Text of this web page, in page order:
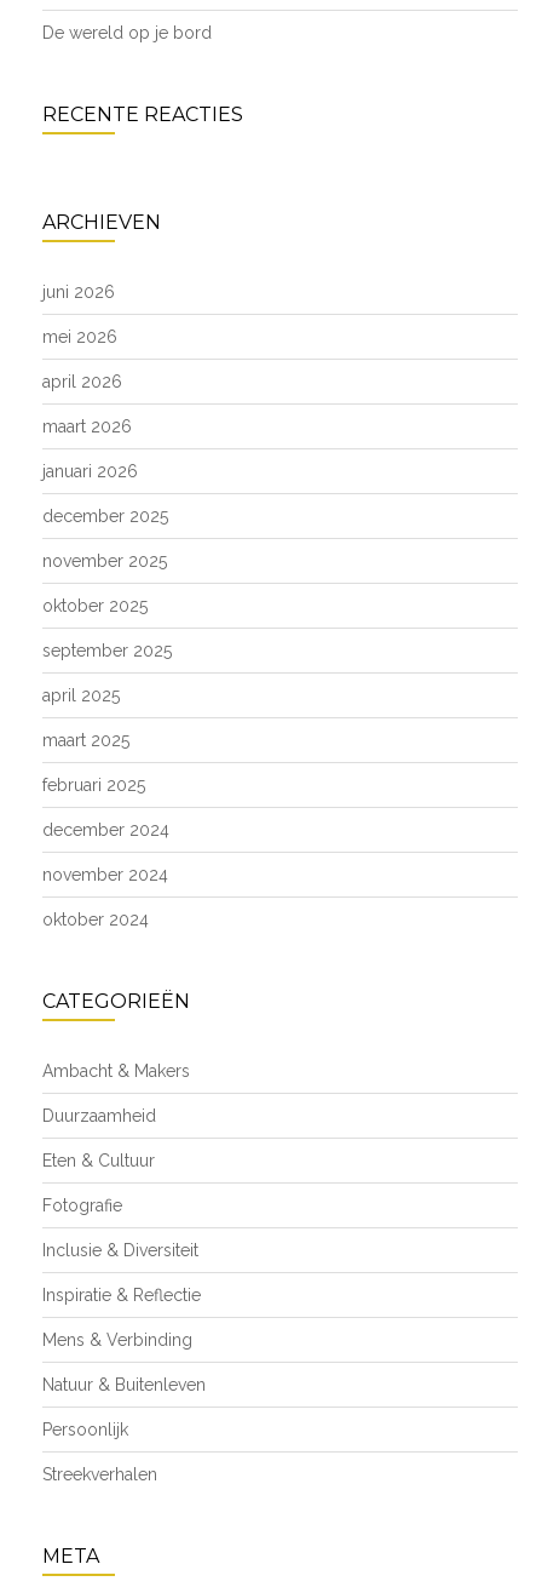
De wereld op je bord
RECENTE REACTIES
ARCHIEVEN
juni 2026
mei 2026
april 2026
maart 2026
januari 2026
december 2025
november 2025
oktober 2025
september 2025
april 2025
maart 2025
februari 2025
december 2024
november 2024
oktober 2024
CATEGORIEËN
Ambacht & Makers
Duurzaamheid
Eten & Cultuur
Fotografie
Inclusie & Diversiteit
Inspiratie & Reflectie
Mens & Verbinding
Natuur & Buitenleven
Persoonlijk
Streekverhalen
META